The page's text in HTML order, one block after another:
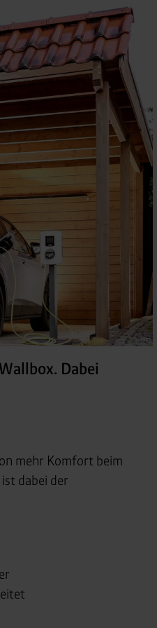
Dabei
mehr Komfort beim
dabei der